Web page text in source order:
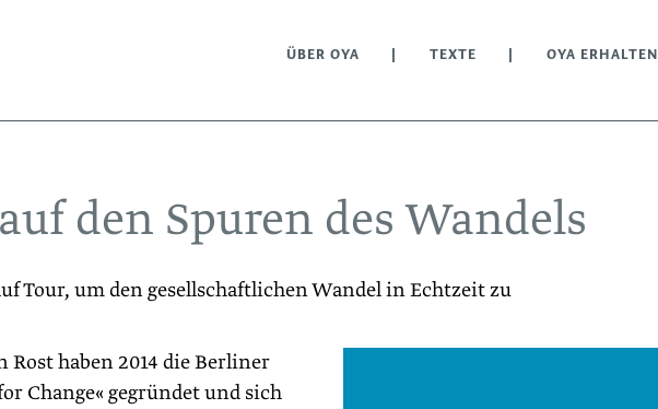
ÜBER OYA TEXTE OYA ERHALTEN
den Spuren des Wandels
Tour, um den gesellschaftlichen Wandel in Echtzeit zu
Rost haben 2014 die Berliner
Change« gegründet und sich